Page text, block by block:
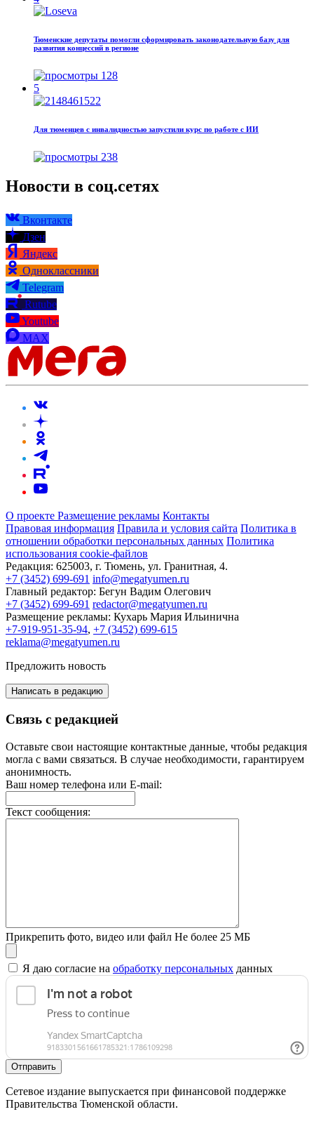
Тюменские депутаты помогли сформировать законодательную базу для
развития концессий в регионе
128
5
Для тюменцев с инвалидностью запустили курс по работе с ИИ
238
Новости в соц.сетях
Вконтакте
Дзен
Яндекс
Одноклассники
Telegram
Rutube
Youtube
MAX
О проекте Размещение рекламы Контакты
Правовая информация Правила и условия сайта Политика в
отношении обработки персональных данных Политика
использования cookie-файлов
Редакция: 625003, г. Тюмень, ул. Гранитная, 4.
+7 (3452) 699-691 info@megatyumen.ru
Главный редактор: Бегун Вадим Олегович
+7 (3452) 699-691 redactor@megatyumen.ru
Размещение рекламы: Кухарь Мария Ильинична
+7-919-951-35-94, +7 (3452) 699-615
reklama@megatyumen.ru
Предложить новость
Написать в редакцию
Связь с редакцией
Оставьте свои настоящие контактные данные, чтобы редакция
могла с вами связаться. В случае необходимости, гарантируем
анонимность.
Ваш номер телефона или E-mail:
Текст сообщения:
Прикрепить фото, видео или файл Не более 25 МБ
Я даю согласие на обработку персональных данных
Отправить
Сетевое издание выпускается при финансовой поддержке
Правительства Тюменской области.